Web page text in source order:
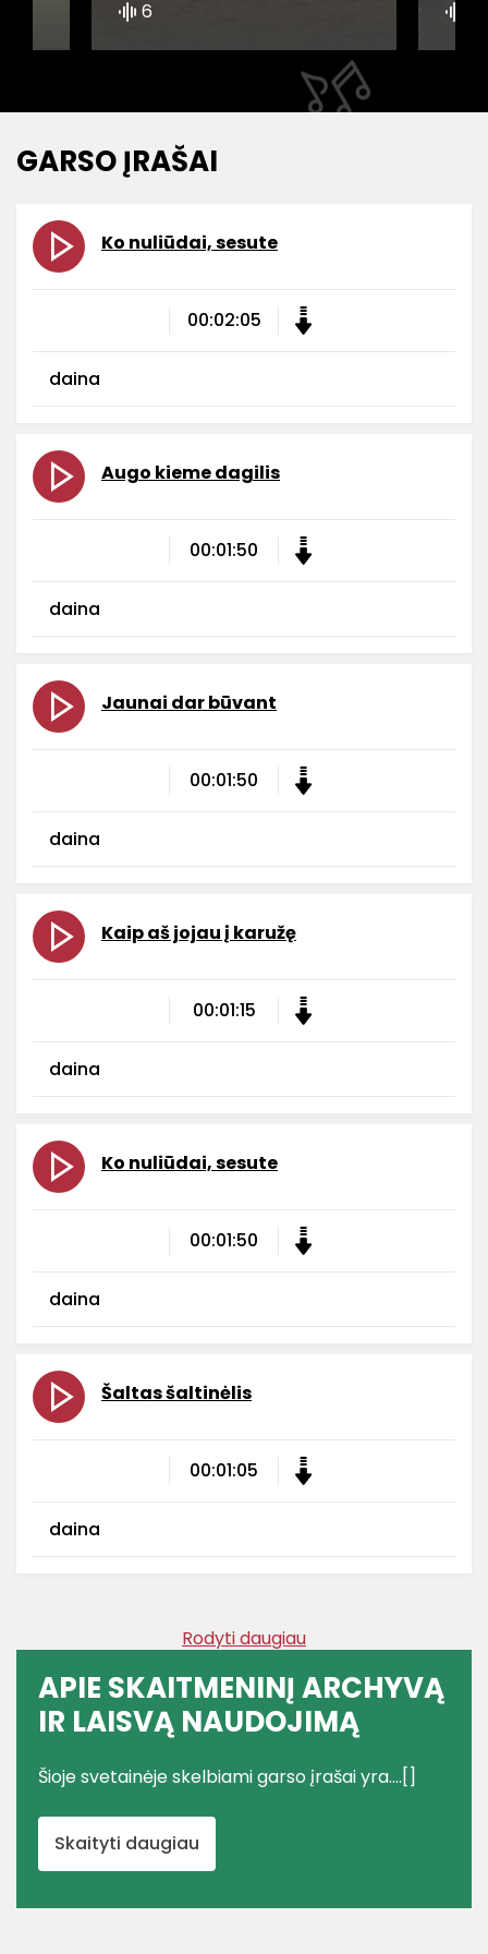
6
GARSO ĮRAŠAI
Ko nuliūdai, sesute
00:02:05
daina
Augo kieme dagilis
00:01:50
daina
Jaunai dar būvant
00:01:50
daina
Kaip aš jojau į karužę
00:01:15
daina
Ko nuliūdai, sesute
00:01:50
daina
Šaltas šaltinėlis
00:01:05
daina
Rodyti daugiau
APIE SKAITMENINĮ ARCHYVĄ
IR LAISVĄ NAUDOJIMĄ
Šioje svetainėje skelbiami garso įrašai yra....[]
Skaityti daugiau